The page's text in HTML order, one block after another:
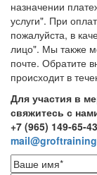
назначении
услуги". При
пожалуйста, в
лицо". Мы также
почте. Обратите
происходит в
Для участия в
свяжитесь с
+7 (965) 149-65-